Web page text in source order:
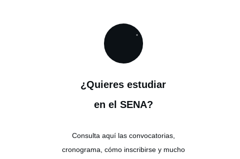
¿Quieres estudiar
en el SENA?
Consulta aquí las convocatorias,
cronograma, cómo inscribirse y mucho